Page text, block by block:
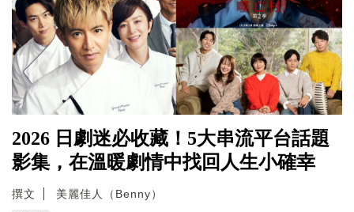
2026 日劇迷必收藏！5大串流平台話題
影集，在溫暖劇情中找回人生小確幸
撰文 美麗佳人（Benny）